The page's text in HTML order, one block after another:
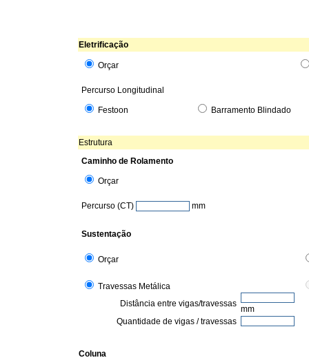
Eletrificação
Orçar
Percurso Longitudinal
Festoon Barramento Blindado
Estrutura
Caminho de Rolamento
Orçar
Percurso (CT) mm
Sustentação
Orçar
Travessas Metálica
Distância entre vigas/travessas
mm
Quantidade de vigas / travessas
Coluna